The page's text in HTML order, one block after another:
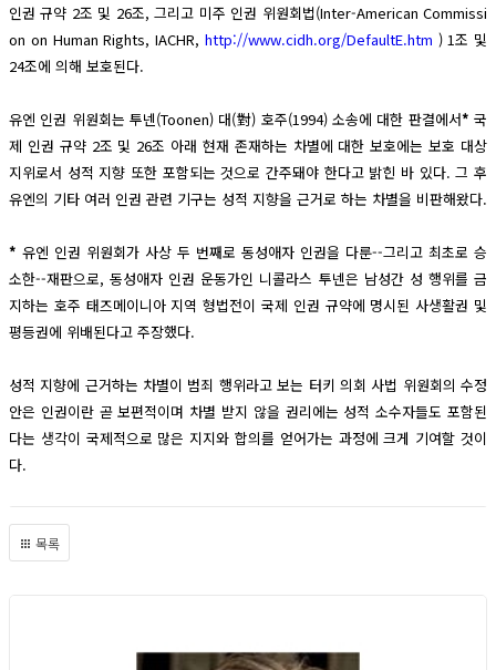
인권 규약 2조 및 26조, 그리고 미주 인권 위원회법(Inter-American Commissi
on on Human Rights, IACHR, http://www.cidh.org/DefaultE.htm ) 1조 및
24조에 의해 보호된다.
유엔 인권 위원회는 투넨(Toonen) 대(對) 호주(1994) 소송에 대한 판결에서* 국
제 인권 규약 2조 및 26조 아래 현재 존재하는 차별에 대한 보호에는 보호 대상
지위로서 성적 지향 또한 포함되는 것으로 간주돼야 한다고 밝힌 바 있다. 그 후
유엔의 기타 여러 인권 관련 기구는 성적 지향을 근거로 하는 차별을 비판해왔다.
* 유엔 인권 위원회가 사상 두 번째로 동성애자 인권을 다룬--그리고 최초로 승
소한--재판으로, 동성애자 인권 운동가인 니콜라스 투넨은 남성간 성 행위를 금
지하는 호주 태즈메이니아 지역 형법전이 국제 인권 규약에 명시된 사생활권 및
평등권에 위배된다고 주장했다.
성적 지향에 근거하는 차별이 범죄 행위라고 보는 터키 의회 사법 위원회의 수정
안은 인권이란 곧 보편적이며 차별 받지 않을 권리에는 성적 소수자들도 포함된
다는 생각이 국제적으로 많은 지지와 합의를 얻어가는 과정에 크게 기여할 것이
다.
목록